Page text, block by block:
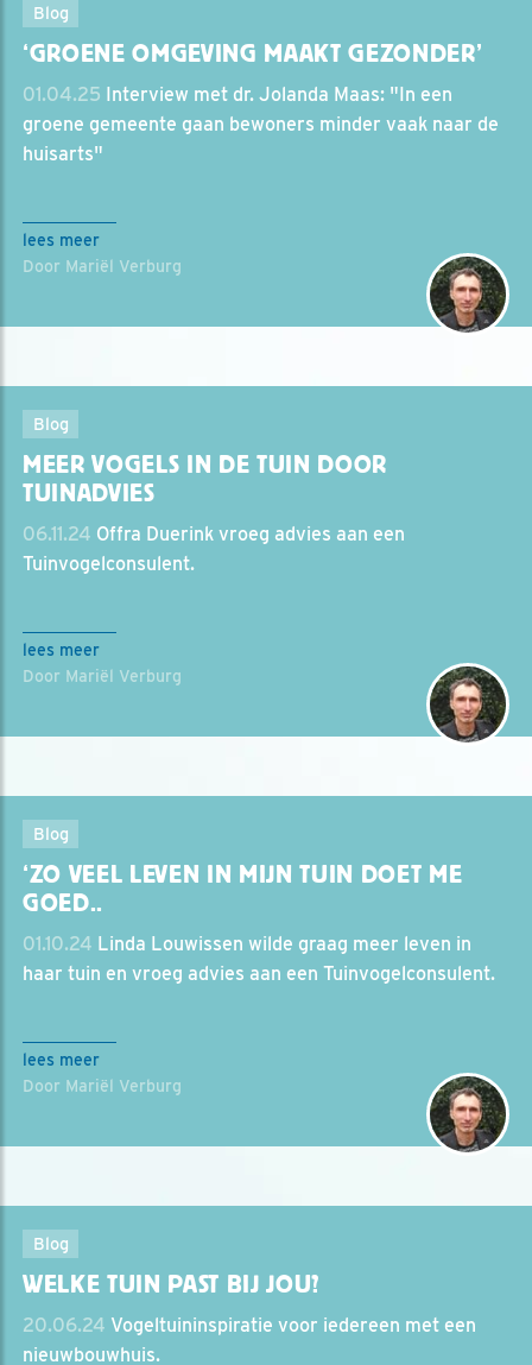
Blog
‘GROENE OMGEVING MAAKT GEZONDER’
01.04.25 Interview met dr. Jolanda Maas: "In een
groene gemeente gaan bewoners minder vaak naar de
huisarts"
lees meer
Door Mariël Verburg
Blog
MEER VOGELS IN DE TUIN DOOR
TUINADVIES
06.11.24 Offra Duerink vroeg advies aan een
Tuinvogelconsulent.
lees meer
Door Mariël Verburg
Blog
‘ZO VEEL LEVEN IN MIJN TUIN DOET ME
GOED..
01.10.24 Linda Louwissen wilde graag meer leven in
haar tuin en vroeg advies aan een Tuinvogelconsulent.
lees meer
Door Mariël Verburg
Blog
WELKE TUIN PAST BIJ JOU?
20.06.24 Vogeltuininspiratie voor iedereen met een
nieuwbouwhuis.